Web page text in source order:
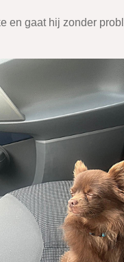
en gaat hij zonder